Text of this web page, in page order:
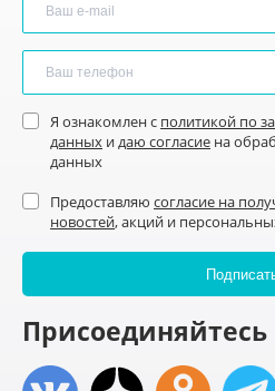
Я ознакомлен с политикой по
данных идаю согласие на
данных
Предоставляю согласие на
новостей, акций и